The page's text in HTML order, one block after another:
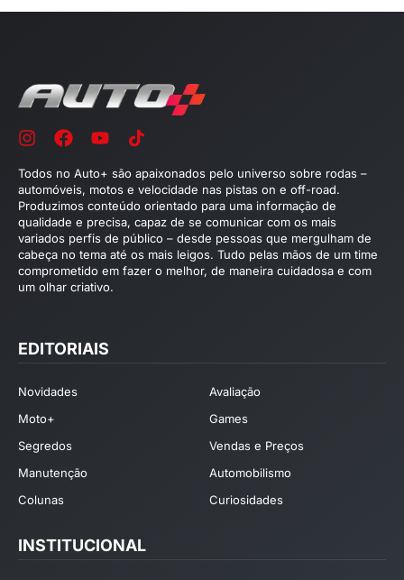
Todos no Auto+ são apaixonados pelo universo sobre rodas –
automóveis, motos e velocidade nas pistas on e off-road.
Produzimos conteúdo orientado para uma informação de
qualidade e precisa, capaz de se comunicar com os mais
variados perfis de público – desde pessoas que mergulham de
cabeça no tema até os mais leigos. Tudo pelas mãos de um time
comprometido em fazer o melhor, de maneira cuidadosa e com
um olhar criativo.
EDITORIAIS
Novidades
Avaliação
Moto+
Games
Segredos
Vendas e Preços
Manutenção
Automobilismo
Colunas
Curiosidades
INSTITUCIONAL